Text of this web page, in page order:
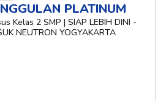
PLATINUM
Kelas 2 SMP | SIAP LEBIH DINI -
NEUTRON YOGYAKARTA